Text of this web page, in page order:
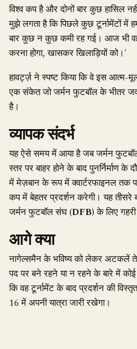
विश्व कप है और दोनों बार कुछ हासिल
मुझे लगता है कि पिछले कुछ टूर्नामेंटों में
बार कुछ न कुछ कमी रह गई। आज भी
करना होगा, खासकर खिलाड़ियों को।'
हावर्ट्ज़ ने स्पष्ट किया कि वे इस
एक संकेत जो जर्मन फुटबॉल के भीतर
है।
व्यापक संदर्भ
यह ऐसे समय में आया है जब जर्मन
स्तर पर बाहर होने के बाद पुनर्निर्माण
में मेज़बान के रूप में क्वार्टरफाइनल तक
कप में बेहतर प्रदर्शन करेगी। यह तीसरे
जर्मन फुटबॉल संघ (DFB) के लिए
आगे क्या
नागेल्समैन के भविष्य को लेकर अटकलें
पद पर बने रहने या न रहने के बारे में
कि वह टूर्नामेंट के बाद प्रदर्शन की
16 में अपनी यात्रा जारी रखेगा।